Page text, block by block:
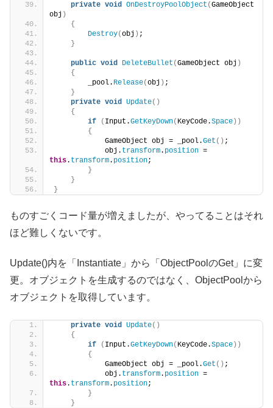
private void OnDestroyPoolObject (GameObject
obj )
{
Destroy(obj ) ;
}
public void DeleteBullet (GameObject obj )
{
        _pool.
Release(obj ) ;
}
private void Update()
{
if
( Input.GetKeyDown( KeyCode.Space ))
{
            GameObject obj = _pool.
Get () ;
            obj.
transform. position
this. transform. position;
}
}
}
ものすごくコード量が増えましたが、やってることはそれ
ほど難しくないです。
Update()内を「Instantiate」から「ObjectPoolのGet」に変
更。オブジェクトを生成するのではなく、ObjectPoolから
オブジェクトを取得しています。
private void Update()
{
if
( Input.GetKeyDown( KeyCode.Space))
{
            GameObject obj = _pool.
Get () ;
            obj.
transform. position
this. transform. position;
}
}